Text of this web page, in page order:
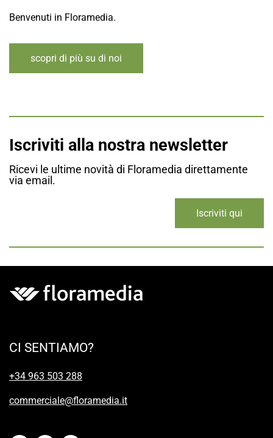
Benvenuti in Floramedia.
scopri di più su di noi
Iscriviti alla nostra newsletter
Ricevi le ultime novità di Floramedia direttamente
via email.
Iscriviti qui
CI SENTIAMO?
+34 963 503 288
commerciale@floramedia.it